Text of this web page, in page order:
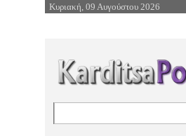
Επιστροφή στην
Κυριακή, 09 Αυγούστου 2026